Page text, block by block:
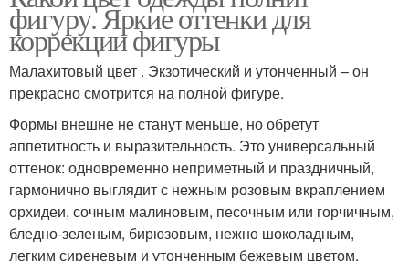
фигуру. Яркие оттенки для
коррекции фигуры
Малахитовый цвет . Экзотический и утонченный – он
прекрасно смотрится на полной фигуре.
Формы внешне не станут меньше, но обретут
аппетитность и выразительность. Это универсальный
оттенок: одновременно неприметный и праздничный,
гармонично выглядит с нежным розовым вкраплением
орхидеи, сочным малиновым, песочным или горчичным,
бледно-зеленым, бирюзовым, нежно шоколадным,
легким сиреневым и утонченным бежевым цветом.